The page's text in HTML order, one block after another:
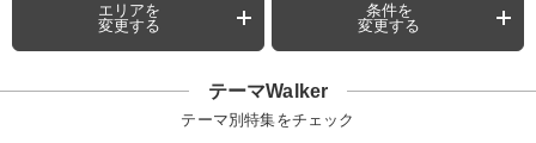
エリアを
変更する
条件を
変更する
テーマWalker
テーマ別特集をチェック